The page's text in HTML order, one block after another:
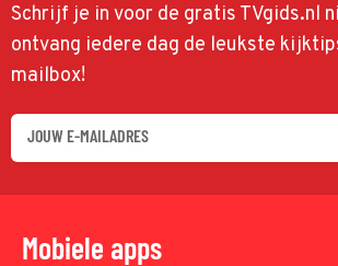
Schrijf je in voor de gratis TVgids.nl
ontvang iedere dag de leukste
mailbox!
Mobiele apps